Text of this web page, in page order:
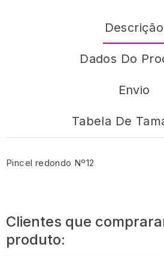
Descrição
Dados Do
Envio
Tabela De
Pincel redondo Nº12
Clientes que
produto: